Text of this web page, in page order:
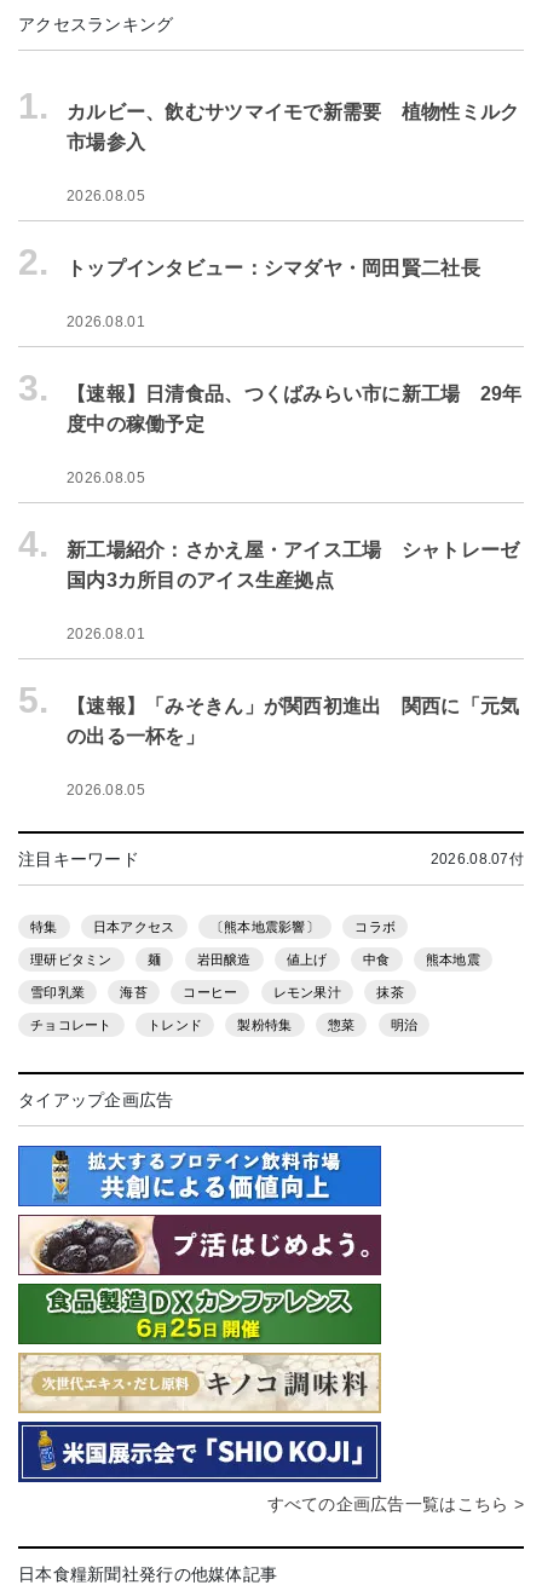
アクセスランキング
1.
カルビー、飲むサツマイモで新需要 植物性ミルク
市場参入
2026.08.05
2. トップインタビュー：シマダヤ・岡田賢二社長
2026.08.01
3.
【速報】日清食品、つくばみらい市に新工場 29年
度中の稼働予定
2026.08.05
4.
新工場紹介：さかえ屋・アイス工場 シャトレーゼ
国内3カ所目のアイス生産拠点
2026.08.01
5.
【速報】「みそきん」が関西初進出 関西に「元気
の出る一杯を」
2026.08.05
注目キーワード 2026.08.07付
特集 日本アクセス 〔熊本地震影響〕 コラボ
理研ビタミン 麺 岩田醸造 値上げ 中食 熊本地震
雪印乳業 海苔 コーヒー レモン果汁 抹茶
チョコレート トレンド 製粉特集 惣菜 明治
タイアップ企画広告
すべての企画広告一覧はこちら >
日本食糧新聞社発行の他媒体記事